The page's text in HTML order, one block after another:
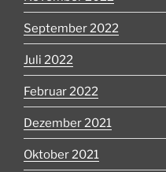
September 2022
Juli 2022
Februar 2022
Dezember 2021
Oktober 2021